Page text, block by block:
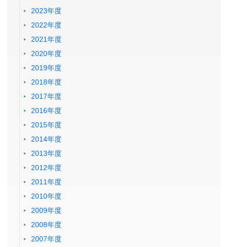
2023年度
2022年度
2021年度
2020年度
2019年度
2018年度
2017年度
2016年度
2015年度
2014年度
2013年度
2012年度
2011年度
2010年度
2009年度
2008年度
2007年度